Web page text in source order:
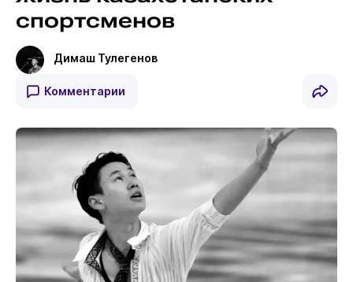
спортсменов
Димаш Тулегенов
Комментарии